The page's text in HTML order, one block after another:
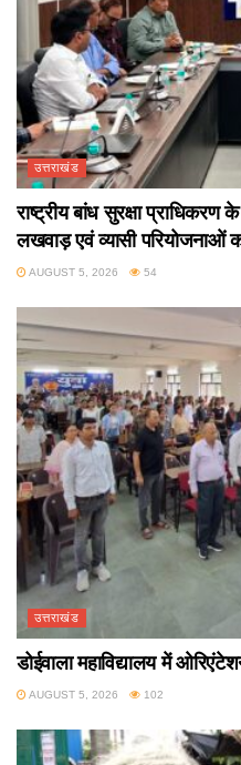
उत्तराखंड
राष्ट्रीय बांध सुरक्षा प्राधिकरण
लखवाड़ एवं व्यासी परियोजनाओं
AUGUST 5, 2026 54
उत्तराखंड
डोईवाला महाविद्यालय में
AUGUST 5, 2026 102